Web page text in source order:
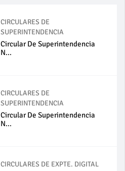
CIRCULARES DE
SUPERINTENDENCIA
Circular De Superintendencia
N...
CIRCULARES DE
SUPERINTENDENCIA
Circular De Superintendencia
N...
CIRCULARES DE EXPTE. DIGITAL